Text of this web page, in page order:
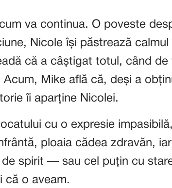
va continua. O poveste
Nicole își păstrează calmul
că a câștigat totul, când de
Mike află că, deși a
îi aparține Nicolei.
cu o expresie
ploaia cădea zdravăn, iar
spirit — sau cel puțin cu
că o aveam.